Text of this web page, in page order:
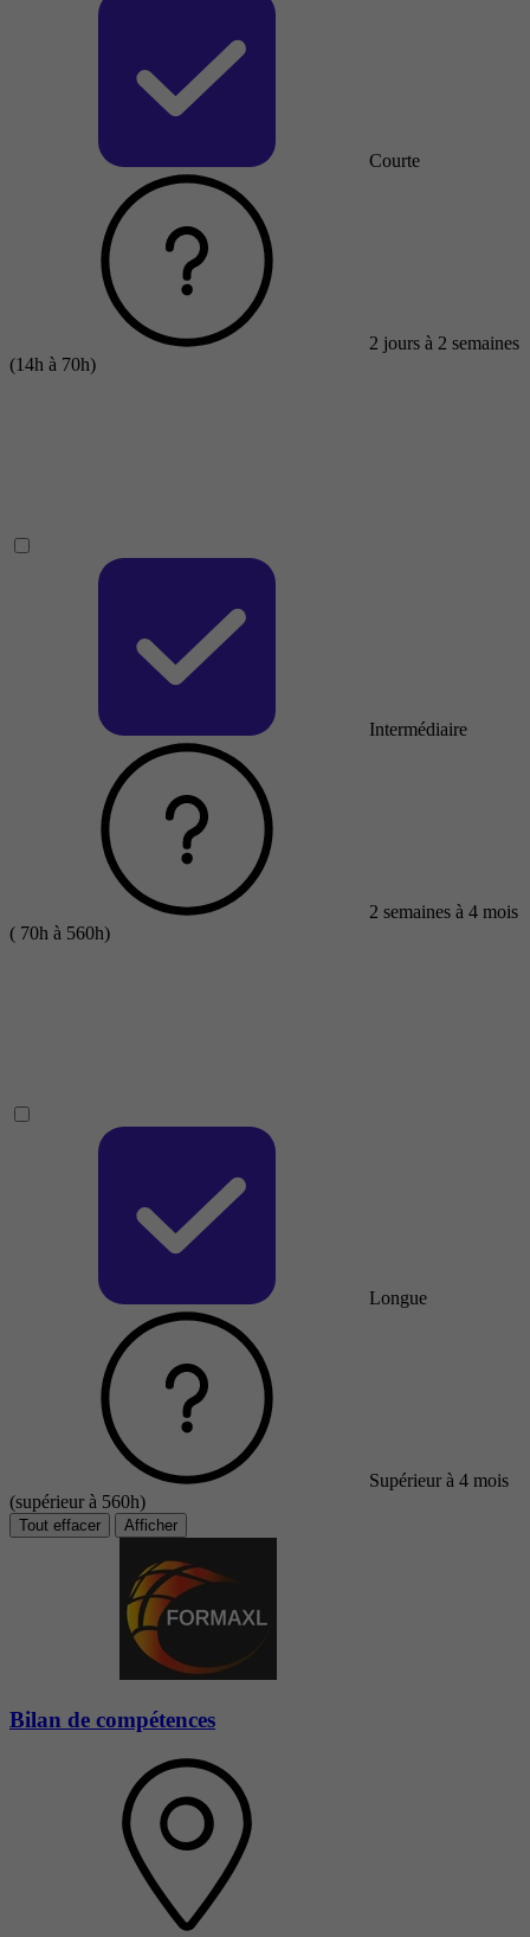
Courte
2 jours à 2 semaines
(14h à 70h)
Intermédiaire
2 semaines à 4 mois
( 70h à 560h)
Longue
Supérieur à 4 mois
(supérieur à 560h)
Tout effacer Afficher
Bilan de compétences